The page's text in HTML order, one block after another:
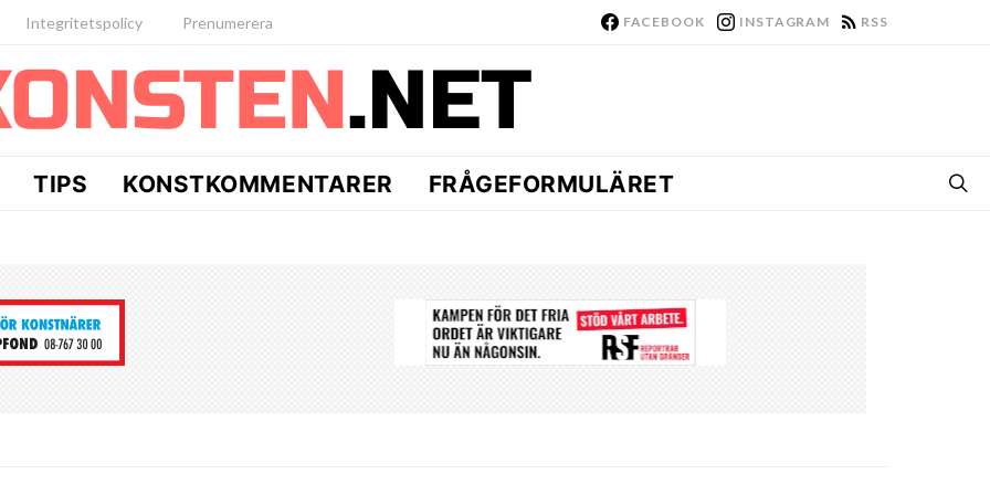
Integritetspolicy Prenumerera FACEBOOK INSTAGRAM RSS
TIPS KONSTKOMMENTARER FRÅGEFORMULÄRET